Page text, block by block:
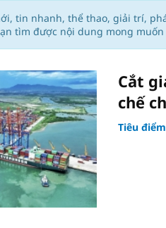
07:15
tin nhanh, thể thao, giải trí,
tìm được nội dung mong
Cắt
chế
Tiêu điểm